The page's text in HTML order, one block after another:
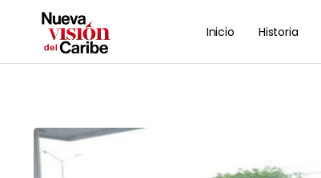
Inicio Historia